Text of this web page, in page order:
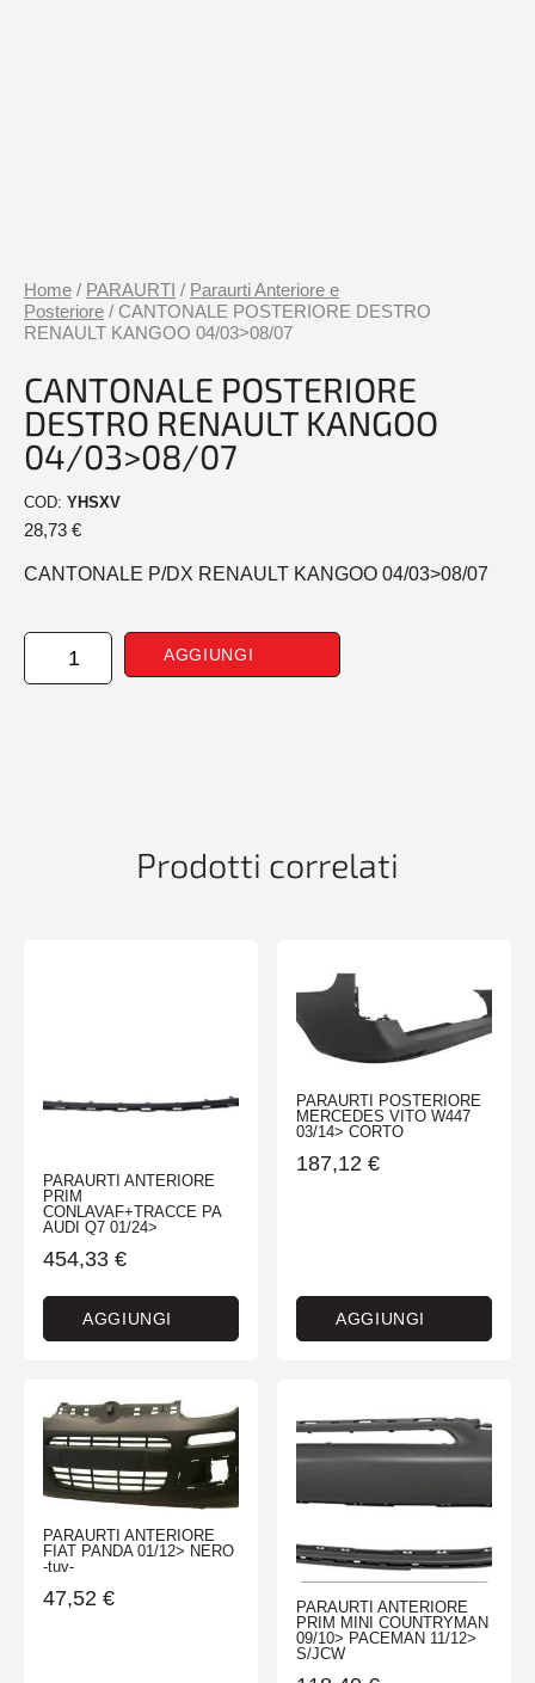
Home / PARAURTI / Paraurti Anteriore e
Posteriore / CANTONALE POSTERIORE DESTRO
RENAULT KANGOO 04/03>08/07
CANTONALE POSTERIORE
DESTRO RENAULT KANGOO
04/03>08/07
COD: YHSXV
28,73 €
CANTONALE P/DX RENAULT KANGOO 04/03>08/07
CANTONALE
POSTERIORE
AGGIUNGI
Prodotti correlati
PARAURTI ANTERIORE
PRIM
CONLAVAF+TRACCE PA
AUDI Q7 01/24>
454,33 €
AGGIUNGI
PARAURTI POSTERIORE
MERCEDES VITO W447
03/14> CORTO
187,12 €
AGGIUNGI
PARAURTI ANTERIORE
FIAT PANDA 01/12> NERO
-tuv-
47,52 €
PARAURTI ANTERIORE
PRIM MINI COUNTRYMAN
09/10> PACEMAN 11/12>
S/JCW